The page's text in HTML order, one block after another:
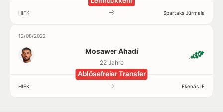
HIFK Spartaks Jūrmala
12/08/2022
Mosawer Ahadi
22 Jahre
Ablösefreier Transfer
HIFK Ekenäs IF